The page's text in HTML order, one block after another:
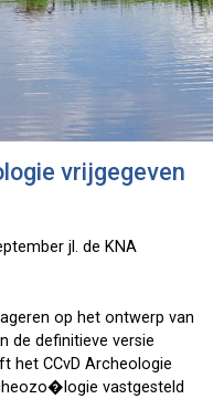
vrijgegeven
jl. de KNA
op het ontwerp van
de definitieve versie
het CCvD Archeologie
vastgesteld